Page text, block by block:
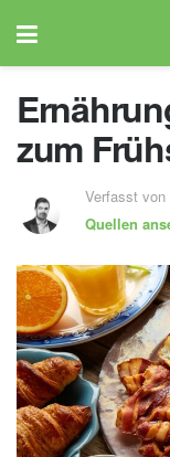
zum
Verfasst von
Quellen